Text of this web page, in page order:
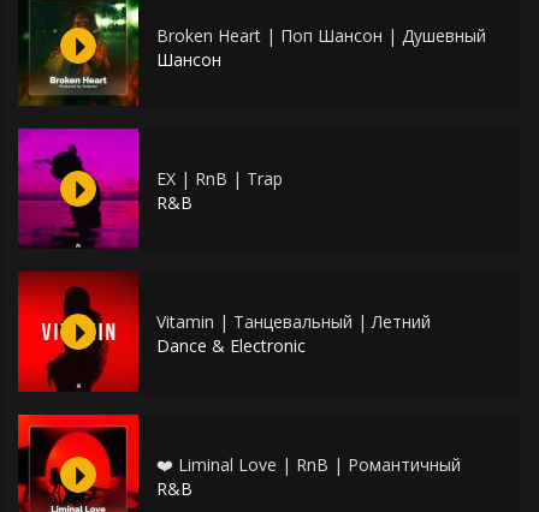
Broken Heart | Поп Шансон | Душевный
Шансон
EX | RnB | Trap
R&B
Vitamin | Танцевальный | Летний
Dance & Electronic
❤️ Liminal Love | RnB | Романтичный
R&B